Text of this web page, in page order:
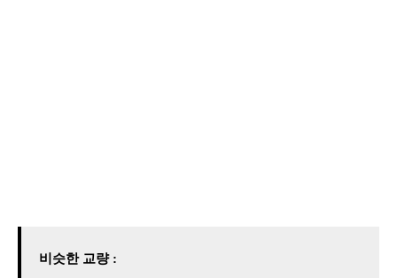
비슷한 교량 :